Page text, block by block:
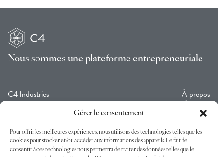
Gérer le consentement
Pour offrir les meilleures expériences, nous utilisons des technologies telles que les
cookies pour stocker et/ou accéder aux informations des appareils. Le fait de
consentir à ces technologies nous permettra de traiter des données telles que le
Nous sommes une plateforme entrepreneuriale
C4 Industries
C4 Ventures
À propos
L’équipe
Contact
Rejoignez-nous : abonnez-vous à notre newsletter